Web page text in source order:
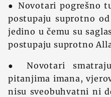
● Novotari pogrešno
postupaju suprotno
jedino u čemu su
postupaju suprotno
● Novotari
pitanjima imana,
nisu sveobuhvatni ni